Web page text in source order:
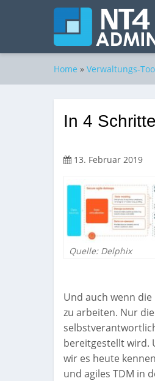
Home » Verwaltungs-
In 4
13. Februar 2019
Quelle: Delphix
Und auch wenn
zu arbeiten. Nur
bereitgestellt wird.
wir es heute
und agiles TDM in